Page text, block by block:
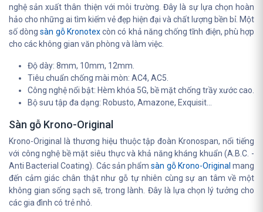
nghệ sản xuất thân thiện với môi trường. Đây là sự lựa chọn hoàn
hảo cho những ai tìm kiếm vẻ đẹp hiện đại và chất lượng bền bỉ. Một
số dòngsàn gỗ Kronotexcòn có khả năng chống tĩnh điện, phù hợp
cho các không gian văn phòng và làm việc.
Độ dày: 8mm, 10mm, 12mm.
Tiêu chuẩn chống mài mòn: AC4, AC5.
Công nghệ nổi bật: Hèm khóa 5G, bề mặt chống trầy xước cao.
Bộ sưu tập đa dạng: Robusto, Amazone, Exquisit...
Sàn gỗ Krono-Original
Krono-Original là thương hiệu thuộc tập đoàn Kronospan, nổi tiếng
với công nghệ bề mặt siêu thực và khả năng kháng khuẩn (A.B.C. -
Anti Bacterial Coating). Các sản phẩmsàn gỗ Krono-Original mang
đến cảm giác chân thật như gỗ tự nhiên cùng sự an tâm về một
không gian sống sạch sẽ, trong lành. Đây là lựa chọn lý tưởng cho
các gia đình có trẻ nhỏ.